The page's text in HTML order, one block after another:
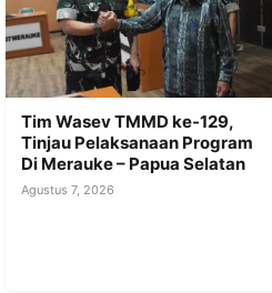
Tim Wasev TMMD ke-129,
Tinjau Pelaksanaan Program
Di Merauke – Papua Selatan
Agustus 7, 2026